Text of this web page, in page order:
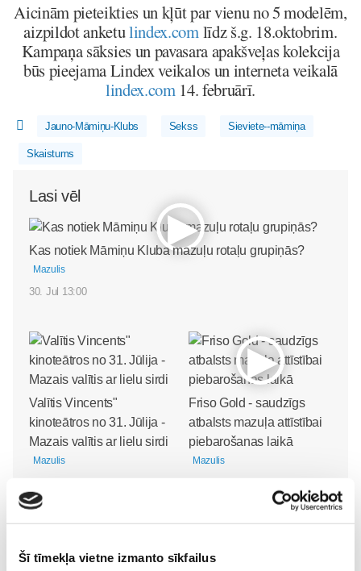
Šī tīmekļa vietne izmanto sīkfailus
Aicinām pieteikties un kļūt par vienu no 5 modelēm,
aizpildot anketulindex.comlīdz š.g. 18.oktobrim.
Kampaņa sāksies un pavasara apakšveļas kolekcija
būs pieejama Lindex veikalos un interneta veikalā
lindex.com14. februārī.
Jauno-Māmiņu-Klubs Sekss Sieviete--māmiņa
Skaistums
Lasi vēl
Kas notiek Māmiņu Kluba mazuļu rotaļu grupiņās?
Mazulis
30. Jul 13:00
Valītis Vincents"
kinoteātros no 31. Jūlija -
Mazais valītis ar lielu sirdi
Mazulis
Friso Gold - saudzīgs
atbalsts mazuļa attīstībai
piebarošanas laikā
Mazulis